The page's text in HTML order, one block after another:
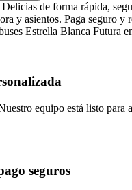
de forma rápida,
y asientos. Paga seguro y
Estrella Blanca Futura
equipo está listo para
seguros